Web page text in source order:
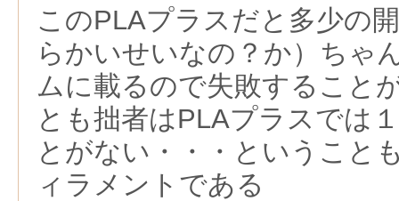
このPLAプラスだと多少の
らかいせいなの？か）ちゃ
ムに載るので失敗すること
とも拙者はPLAプラスでは
とがない・・・ということ
ィラメントである